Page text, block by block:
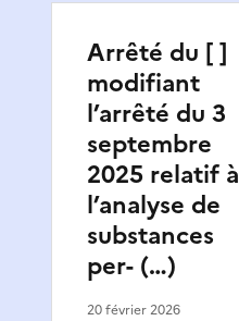
Arrêté du [ ]
modifiant
l’arrêté du 3
septembre
2025 relatif à
l’analyse de
substances
per- (…)
20 février 2026